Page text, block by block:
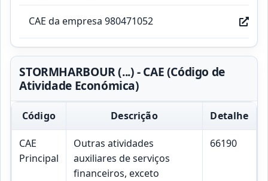
CAE da empresa 980471052
STORMHARBOUR (...) - CAE (Código de
Atividade Económica)
Código Descrição Detalhe
CAE
Principal
Outras atividades
auxiliares de serviços
financeiros, exceto
66190